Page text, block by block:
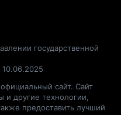
государственной
сайт. Сайт
и другие технологии,
предоставить лучший